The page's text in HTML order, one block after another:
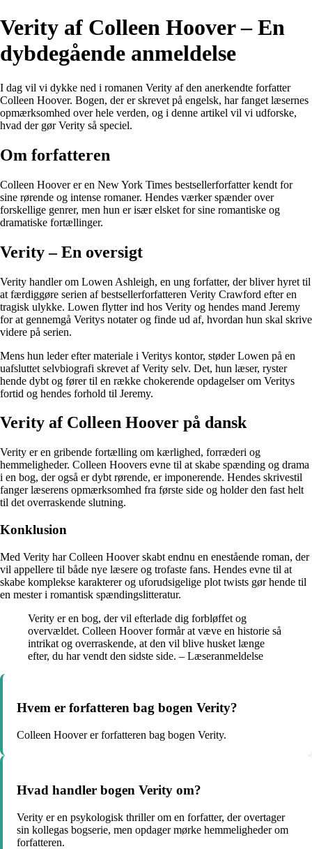
Verity af Colleen Hoover – En
dybdegående anmeldelse
I dag vil vi dykke ned i romanen Verity af den anerkendte forfatter
Colleen Hoover. Bogen, der er skrevet på engelsk, har fanget læsernes
opmærksomhed over hele verden, og i denne artikel vil vi udforske,
hvad der gør Verity så speciel.
Om forfatteren
Colleen Hoover er en New York Times bestsellerforfatter kendt for
sine rørende og intense romaner. Hendes værker spænder over
forskellige genrer, men hun er især elsket for sine romantiske og
dramatiske fortællinger.
Verity – En oversigt
Verity handler om Lowen Ashleigh, en ung forfatter, der bliver hyret til
at færdiggøre serien af bestsellerforfatteren Verity Crawford efter en
tragisk ulykke. Lowen flytter ind hos Verity og hendes mand Jeremy
for at gennemgå Veritys notater og finde ud af, hvordan hun skal skrive
videre på serien.
Mens hun leder efter materiale i Veritys kontor, støder Lowen på en
uafsluttet selvbiografi skrevet af Verity selv. Det, hun læser, ryster
hende dybt og fører til en række chokerende opdagelser om Veritys
fortid og hendes forhold til Jeremy.
Verity af Colleen Hoover på dansk
Verity er en gribende fortælling om kærlighed, forræderi og
hemmeligheder. Colleen Hoovers evne til at skabe spænding og drama
i en bog, der også er dybt rørende, er imponerende. Hendes skrivestil
fanger læserens opmærksomhed fra første side og holder den fast helt
til det overraskende slutning.
Konklusion
Med Verity har Colleen Hoover skabt endnu en enestående roman, der
vil appellere til både nye læsere og trofaste fans. Hendes evne til at
skabe komplekse karakterer og uforudsigelige plot twists gør hende til
en mester i romantisk spændingslitteratur.
Verity er en bog, der vil efterlade dig forbløffet og
overvældet. Colleen Hoover formår at væve en historie så
intrikat og overraskende, at den vil blive husket længe
efter, du har vendt den sidste side. – Læseranmeldelse
Hvem er forfatteren bag bogen Verity?
Colleen Hoover er forfatteren bag bogen Verity.
Hvad handler bogen Verity om?
Verity er en psykologisk thriller om en forfatter, der overtager
sin kollegas bogserie, men opdager mørke hemmeligheder om
forfatteren.